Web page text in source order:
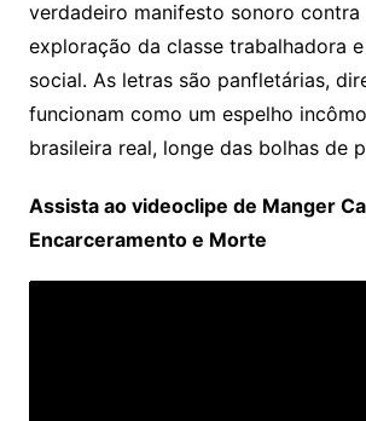
verdadeiro manifesto sonoro contra
exploração da classe trabalhadora
social. As letras são panfletárias,
funcionam como um espelho
brasileira real, longe das bolhas de
Assista ao videoclipe de Manger
Encarceramento e Morte